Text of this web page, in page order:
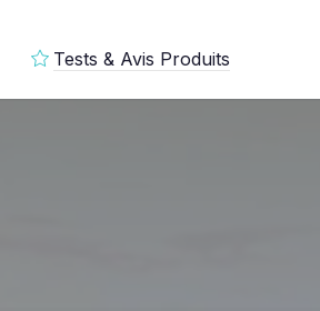
Tests & Avis Produits